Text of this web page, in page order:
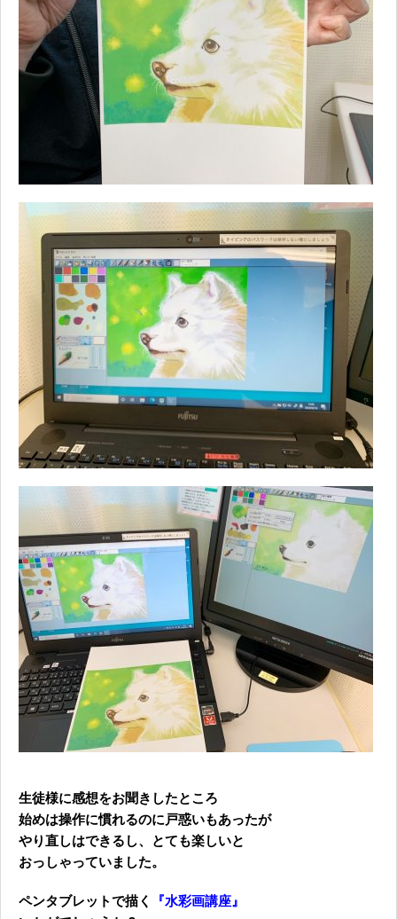
生徒様に感想をお聞きしたところ
始めは操作に慣れるのに戸惑いもあったが
やり直しはできるし、とても楽しいと
おっしゃっていました。
ペンタブレットで描く
『水彩画講座』